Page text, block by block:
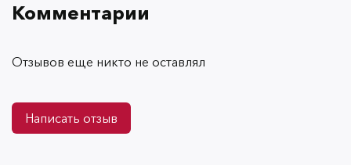
Комментарии
Отзывов еще никто не оставлял
Написать отзыв